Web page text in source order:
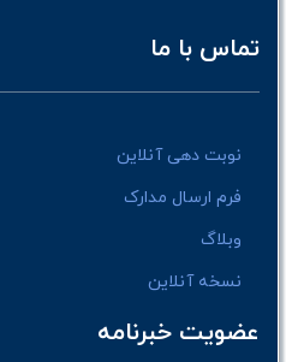
تماس با ما
نوبت دهی آنلاین
فرم ارسال مدارک
وبلاگ
نسخه آنلاین
عضویت خبرنامه